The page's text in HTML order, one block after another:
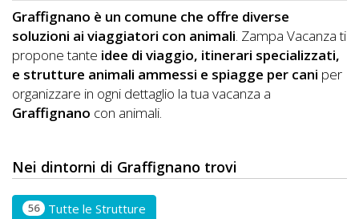
CHIEDI
CODICE
SCONTO
Video
Tutorial
Graffignano è un comune che offre diverse
soluzioni ai viaggiatori con animali. Zampa Vacanza ti
propone tante idee di viaggio, itinerari specializzati,
e strutture animali ammessi e spiagge per cani per
organizzare in ogni dettaglio la tua vacanza a
Graffignano con animali.
Nei dintorni di Graffignano trovi
56 Tutte le Strutture